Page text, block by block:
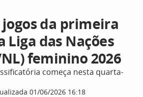
da primeira
Liga das Nações
feminino 2026
começa nesta quarta-
01/06/2026 16:18